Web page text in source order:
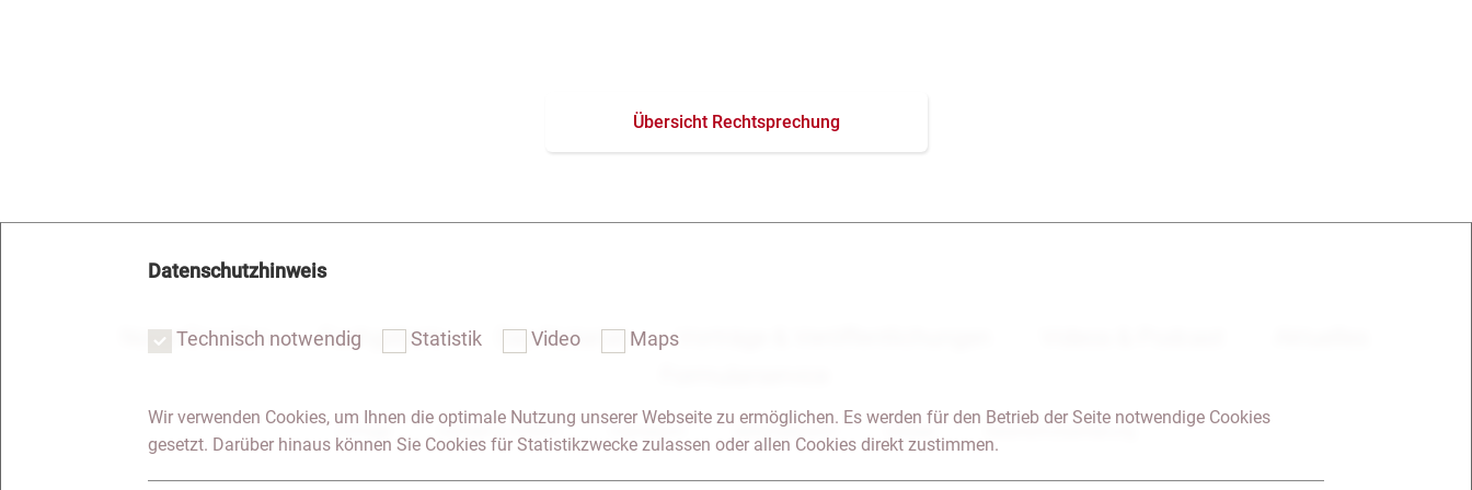
Übersicht Rechtsprechung
Notar Dresden Fachgebiete Das Notariat Vorträge & Veröffentlichungen
Kontakt & Anfahrt Seitenübersicht
Datenschutzhinweis
Technisch notwendig Statistik Video Maps
Wir verwenden Cookies, um Ihnen die optimale Nutzung unserer Webseite zu ermöglichen. Es werden für den Betrieb der Seite notwendige Cookies
gesetzt. Darüber hinaus können Sie Cookies für Statistikzwecke zulassen oder allen Cookies direkt zustimmen.